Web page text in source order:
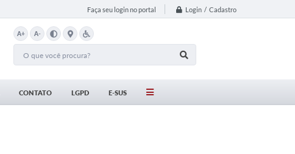
Faça seu login no portal Login / Cadastro
A+ A-
CONTATO LGPD E-SUS